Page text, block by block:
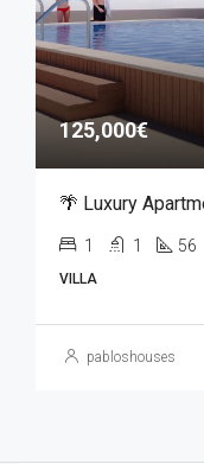
125,000€
1 1 56
VILLA
pabloshouses